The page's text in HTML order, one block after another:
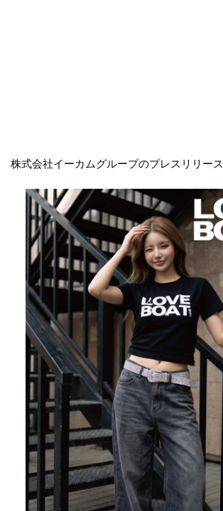
株式会社イーカムグループのプレスリリース